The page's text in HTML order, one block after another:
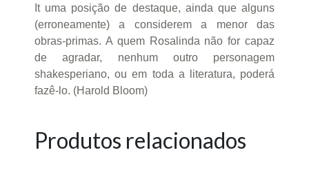
It uma posição de destaque, ainda que alguns
(erroneamente) a considerem a menor das
obras-primas. A quem Rosalinda não for capaz
de agradar, nenhum outro personagem
shakesperiano, ou em toda a literatura, poderá
fazê-lo. (Harold Bloom)
Produtos relacionados